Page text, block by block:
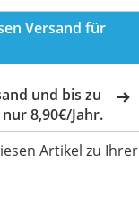
Versand für
und bis zu
8,90€/Jahr.
Artikel zu Ihrer